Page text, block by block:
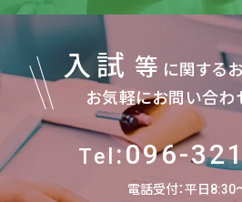
入試 等 に関する
お気軽にお問い合わ
Tel:096-
電話受付：平日8:30